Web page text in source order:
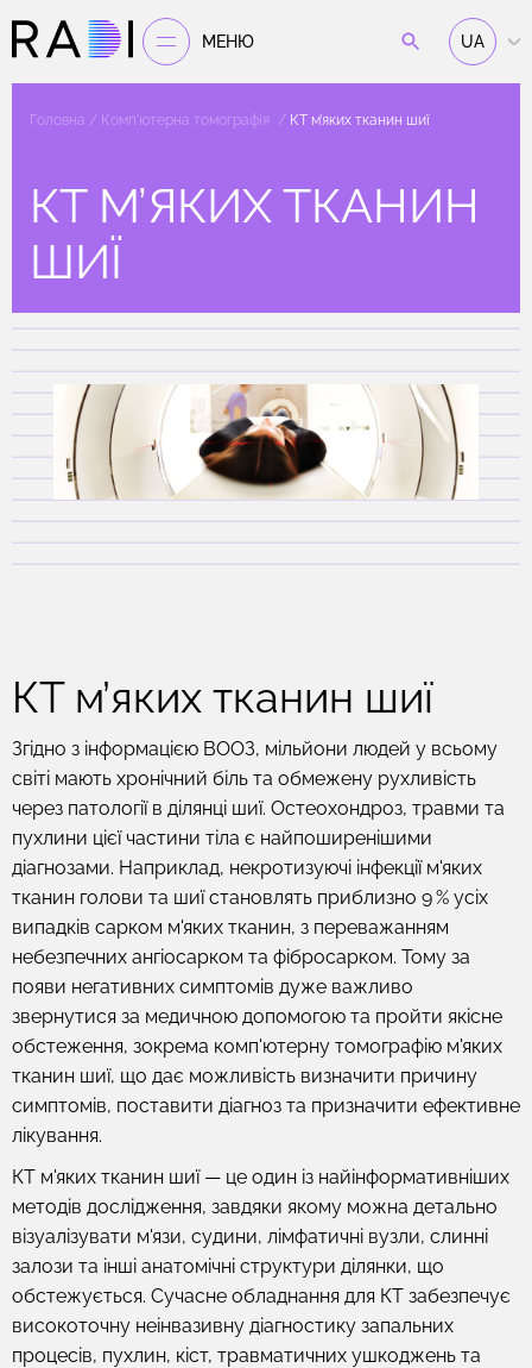
МЕНЮ UA
Головна Комп'ютерна томографія КТ м’яких тканин шиї
КТ М’ЯКИХ ТКАНИН
ШИЇ
КТ м’яких тканин шиї
Згідно з інформацією ВООЗ, мільйони людей у всьому
світі мають хронічний біль та обмежену рухливість
через патології в ділянці шиї. Остеохондроз, травми та
пухлини цієї частини тіла є найпоширенішими
діагнозами. Наприклад, некротизуючі інфекції м'яких
тканин голови та шиї становлять приблизно 9 % усіх
випадків сарком м'яких тканин, з переважанням
небезпечних ангіосарком та фібросарком. Тому за
появи негативних симптомів дуже важливо
звернутися за медичною допомогою та пройти якісне
обстеження, зокрема комп'ютерну томографію м'яких
тканин шиї, що дає можливість визначити причину
симптомів, поставити діагноз та призначити ефективне
лікування.
КТ м'яких тканин шиї — це один із найінформативніших
методів дослідження, завдяки якому можна детально
візуалізувати м'язи, судини, лімфатичні вузли, слинні
залози та інші анатомічні структури ділянки, що
обстежується. Сучасне обладнання для КТ забезпечує
високоточну неінвазивну діагностику запальних
процесів, пухлин, кіст, травматичних ушкоджень та